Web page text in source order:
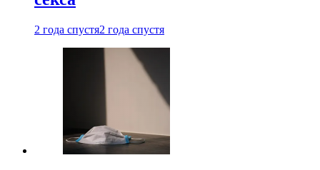
2 года спустя2 года спустя